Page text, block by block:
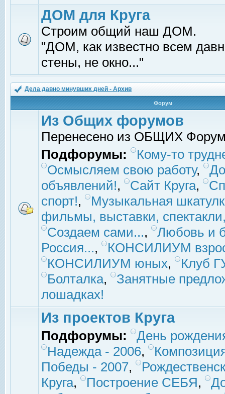
ДОМ для Круга
Строим общий наш ДОМ.
"ДОМ, как известно всем
стены, не окно..."
Дела давно минувших дней - Архив
Форум
Из Общих форумов
Перенесено из ОБЩИХ
Подфорумы:
Кому-то
Осмысляем свою работу,
объявлений!, Сайт Круга,
спорт!,
Музыкальная
фильмы, выставки,
Создаем сами...,
Любовь и
Россия...,
КОНСИЛИУМ
КОНСИЛИУМ юных,
Клуб
Болталка,
Занятные
лошадках!
Из проектов Круга
Подфорумы:
День
Надежда - 2006,
Победы - 2007,
Круга, Построение СЕБЯ,